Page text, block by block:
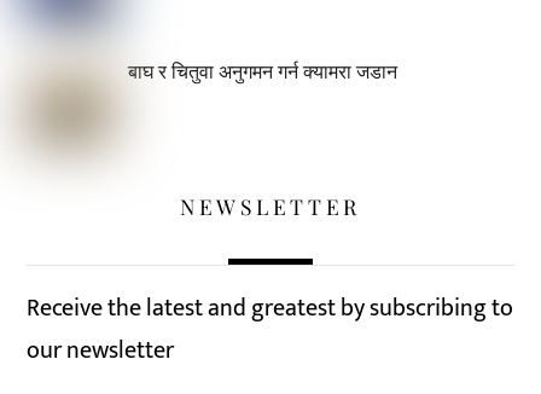
बाघ र चितुवा अनुगमन गर्न क्यामरा जडान
NEWSLETTER
Receive the latest and greatest by subscribing to
our newsletter